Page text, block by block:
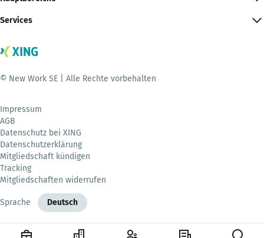
Services
© New Work SE | Alle Rechte vorbehalten
Impressum
AGB
Datenschutz bei XING
Datenschutzerklärung
Mitgliedschaft kündigen
Tracking
Mitgliedschaften widerrufen
Sprache Deutsch